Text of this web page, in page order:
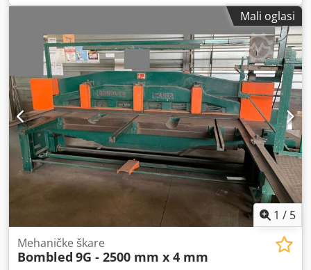
Mali oglasi
1 / 5
Mehaničke škare
Bombled 9G - 2500 mm x 4 mm